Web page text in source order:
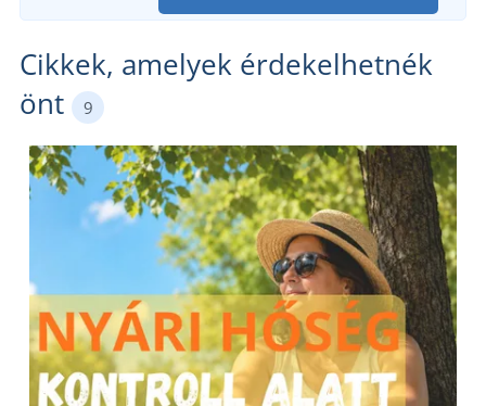
Cikkek, amelyek érdekelhetnék
önt
9